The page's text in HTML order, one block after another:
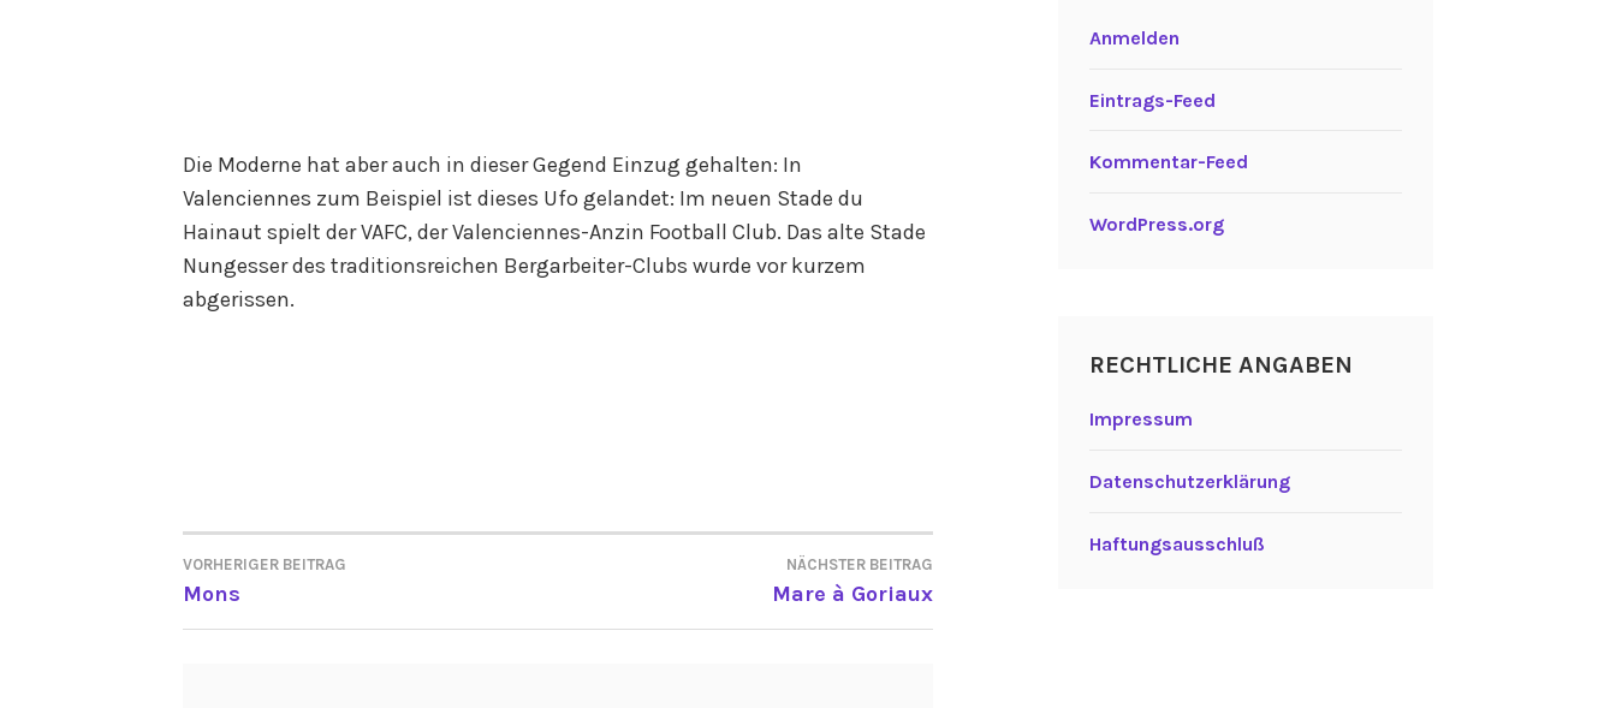
Die Moderne hat aber auch in dieser Gegend Einzug gehalten: In
Valenciennes zum Beispiel ist dieses Ufo gelandet: Im neuen Stade du
Hainaut spielt der VAFC, der Valenciennes-Anzin Football Club. Das alte Stade
Nungesser des traditionsreichen Bergarbeiter-Clubs wurde vor kurzem
abgerissen.
BEITRAGSNAVIGATION
VORHERIGER BEITRAG
Mons
NÄCHSTER BEITRAG
Mare à Goriaux
Anmelden
Eintrags-Feed
Kommentar-Feed
WordPress.org
RECHTLICHE ANGABEN
Impressum
Datenschutzerklärung
Haftungsausschluß